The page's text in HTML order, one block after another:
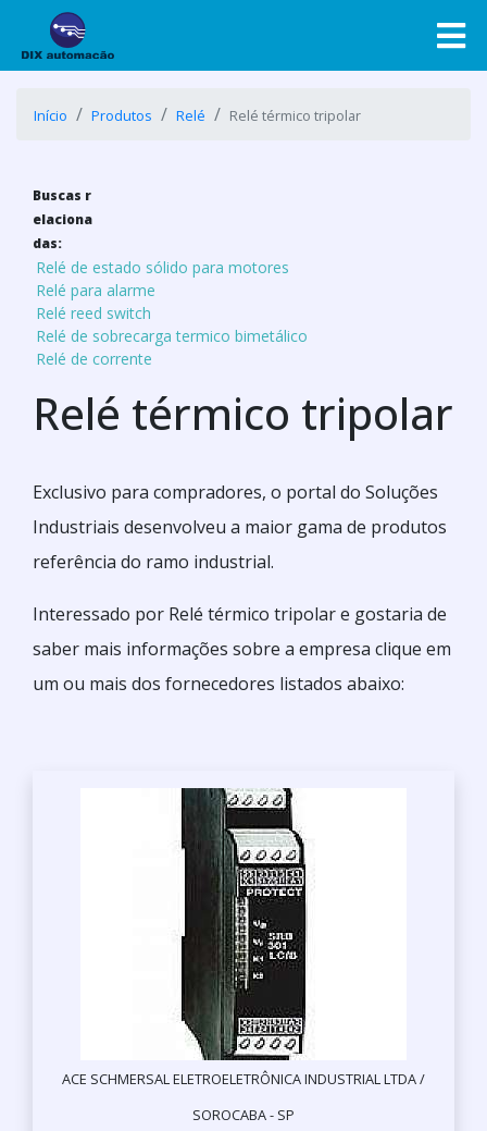
Início Produtos Relé Relé térmico tripolar
Buscas r
elaciona
das:
Relé de estado sólido para motores
Relé para alarme
Relé reed switch
Relé de sobrecarga termico bimetálico
Relé de corrente
Relé térmico tripolar
Exclusivo para compradores, o portal do Soluções
Industriais desenvolveu a maior gama de produtos
referência do ramo industrial.
Interessado por Relé térmico tripolar e gostaria de
saber mais informações sobre a empresa clique em
um ou mais dos fornecedores listados abaixo:
ACE SCHMERSAL ELETROELETRÔNICA INDUSTRIAL LTDA /
SOROCABA - SP